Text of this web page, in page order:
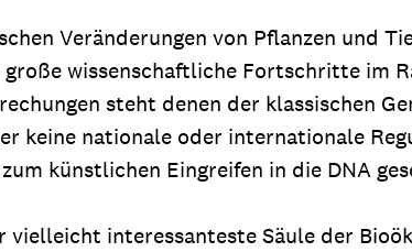
Veränderungen von Pflanzen und
große wissenschaftliche Fortschritte im
steht denen der klassischen
keine nationale oder internationale
künstlichen Eingreifen in die DNA
vielleicht interessanteste Säule der